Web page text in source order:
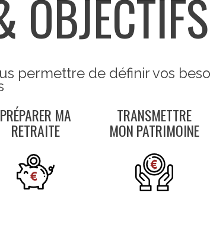
OBJECTIFS
permettre de définir vos
PRÉPARER MA
RETRAITE
TRANSMETTRE
MON PATRIMOINE